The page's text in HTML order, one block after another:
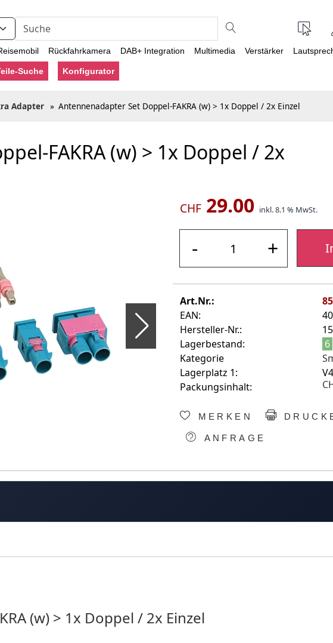
Rückfahrkamera DAB+ Integration Multimedia Verstärker
Suche Konfigurator
Adapter » Antennenadapter Set Doppel-FAKRA (w) > 1x Doppel / 2x Einzel
FAKRA (w) > 1x Doppel / 2x
CHF29.00 inkl. 8.1 % MwSt.
- +
Art.Nr.:
EAN:
Hersteller-Nr.:
Lagerbestand:
6
Kategorie
Lagerplatz 1:
Packungsinhalt:
MERKEN
ANFRAGE
(w) > 1x Doppel / 2x Einzel